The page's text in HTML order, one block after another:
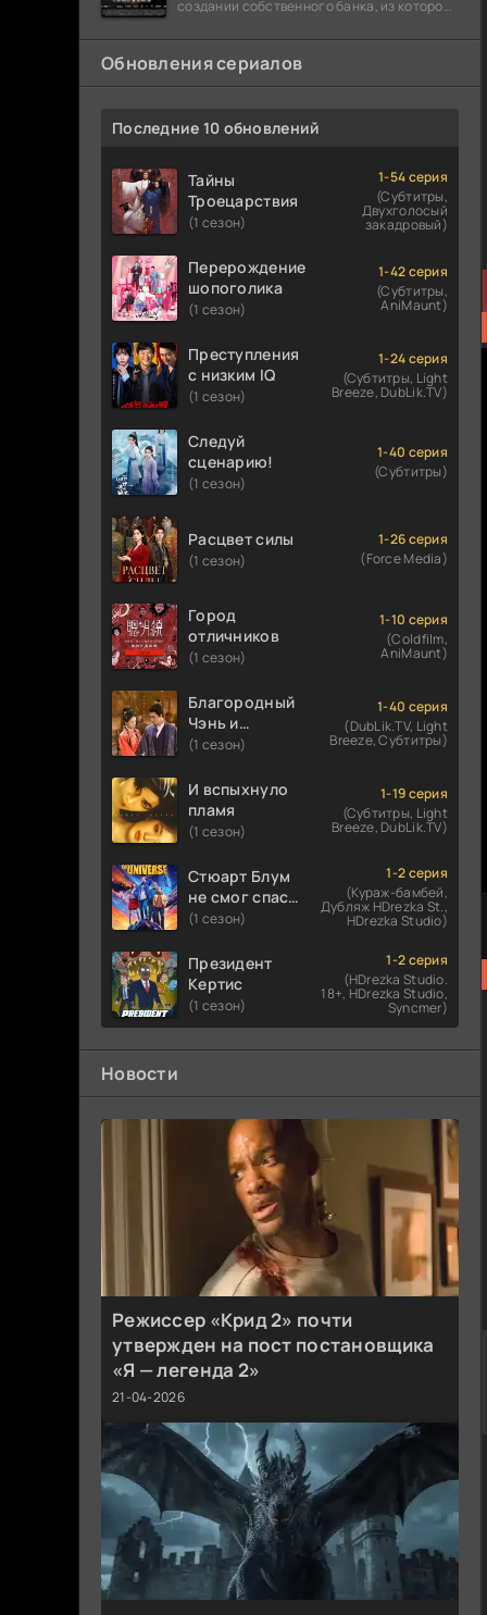
создании собственного банка, из которого
долларов. Однако,
Обновления сериалов
Последние 10 обновлений
Тайны
Троецарствия
(1 сезон)
1-54 серия
(Субтитры,
Двухголосый
закадровый)
Перерождение
шопоголика
(1 сезон)
1-42 серия
(Субтитры,
AniMaunt)
Преступления
с низким IQ
(1 сезон)
1-24 серия
(Субтитры, Light
Breeze, DubLik.TV)
Следуй
сценарию!
(1 сезон)
1-40 серия
(Субтитры)
Расцвет силы
(1 сезон)
1-26 серия
(Force Media)
Город
отличников
(1 сезон)
1-10 серия
(Coldfilm,
AniMaunt)
Благородный
Чэнь и
прекрасная
(1 сезон)
1-40 серия
(DubLik.TV, Light
Breeze, Субтитры)
И вспыхнуло
пламя
(1 сезон)
1-19 серия
(Субтитры, Light
Breeze, DubLik.TV)
Стюарт Блум
не смог спасти
вселенную
(1 сезон)
1-2 серия
(Кураж-бамбей,
Дубляж HDrezka St.,
HDrezka Studio)
Президент
Кертис
(1 сезон)
1-2 серия
(HDrezka Studio.
18+, HDrezka Studio,
Syncmer)
Новости
Режиссер «Крид 2» почти
утвержден на пост постановщика
«Я — легенда 2»
21-04-2026